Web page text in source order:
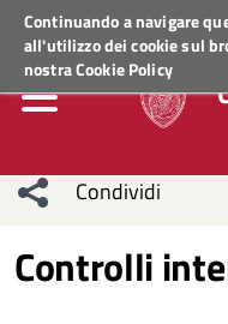
Continuando a navigare
all'utilizzo dei cookie sul
nostraCookie Policy
Regione VenetoACCEDI AI
Condividi
Condividi
Controlli